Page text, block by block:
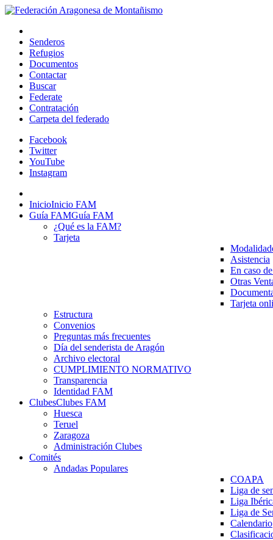
Senderos
Refugios
Documentos
Contactar
Buscar
Federate
Contratación
Carpeta del federado
Facebook
Twitter
YouTube
Instagram
InicioInicio FAM
Guía FAMGuía FAM
¿Qué es la FAM?
Tarjeta
Asistencia
En caso
Otras
Tarjeta
Estructura
Convenios
Preguntas más frecuentes
Día del senderista de Aragón
Archivo electoral
CUMPLIMIENTO NORMATIVO
Transparencia
Identidad FAM
ClubesClubes FAM
Huesca
Teruel
Zaragoza
Administración Clubes
Comités
Andadas Populares
COAPA
Liga de
Liga
Liga de
Calendario